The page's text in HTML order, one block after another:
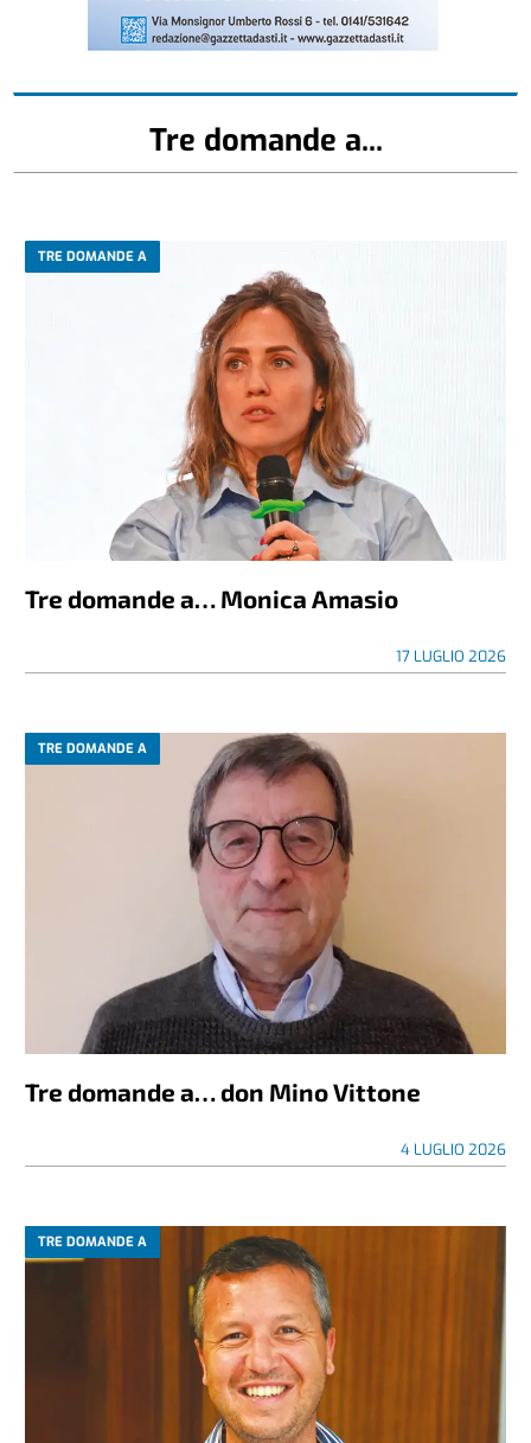
Tre domande a...
TRE DOMANDE A
Tre domande a… Monica Amasio
17 LUGLIO 2026
TRE DOMANDE A
Tre domande a… don Mino Vittone
4 LUGLIO 2026
TRE DOMANDE A